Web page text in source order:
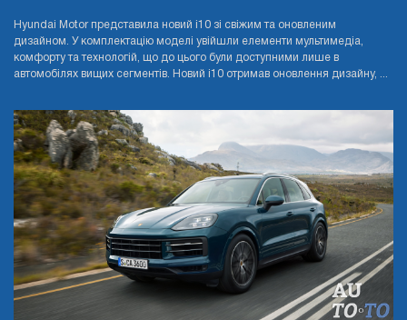
Hyundai Motor представила новий i10 зі свіжим та оновленим
дизайном. У комплектацію моделі увійшли елементи мультимедіа,
комфорту та технологій, що до цього були доступними лише в
автомобілях вищих сегментів. Новий i10 отримав оновлення дизайну, ...